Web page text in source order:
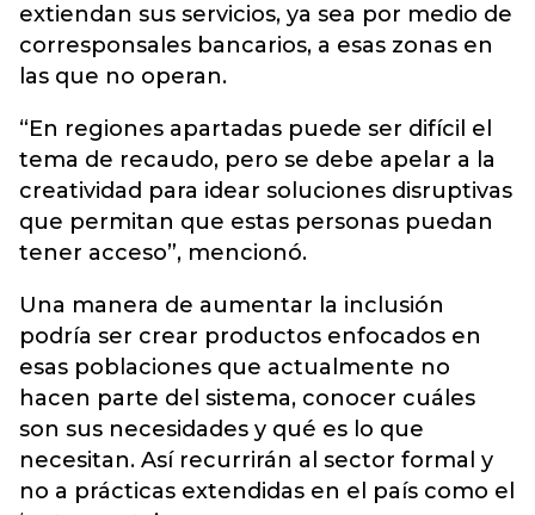
extiendan sus servicios, ya sea por medio de
corresponsales bancarios, a esas zonas en
las que no operan.
“En regiones apartadas puede ser difícil el
tema de recaudo, pero se debe apelar a la
creatividad para idear soluciones disruptivas
que permitan que estas personas puedan
tener acceso”, mencionó.
Una manera de aumentar la inclusión
podría ser crear productos enfocados en
esas poblaciones que actualmente no
hacen parte del sistema, conocer cuáles
son sus necesidades y qué es lo que
necesitan. Así recurrirán al sector formal y
no a prácticas extendidas en el país como el